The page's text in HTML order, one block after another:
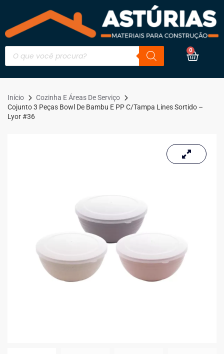
0
Início
Cozinha E Áreas De Serviço
Cojunto 3 Peças Bowl De Bambu E PP C/Tampa Lines Sortido –
Lyor #36